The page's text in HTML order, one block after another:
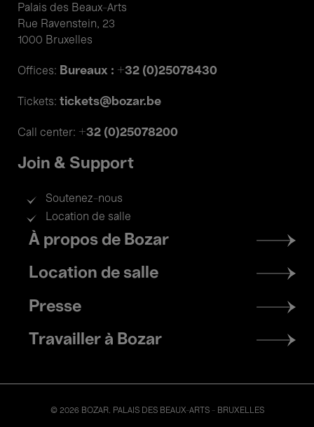
Palais des Beaux-Arts
Rue Ravenstein, 23
1000 Bruxelles
Offices: Bureaux : +32 (0)25078430
Tickets: tickets@bozar.be
Call center: +32 (0)25078200
Join & Support
Soutenez-nous
Location de salle
Footer
menu
À propos de Bozar
Location de salle
Presse
Travailler à Bozar
© 2026 BOZAR. PALAIS DES BEAUX-ARTS - BRUXELLES